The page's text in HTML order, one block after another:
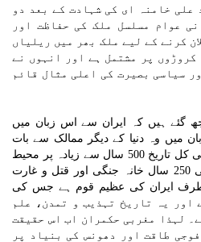
علی خامنہ ای کی شہادت کے بعد دو
عوام مسلسل ملک کی حفاظت اور
کرنے کے لیے ملک بھر میں ریلیاں
کروڑوں پر مشتمل ہے اور انہوں نے
سیاسی بصیرت کی اعلی مثال قائم
گئے ہیں کہ ایران سے اس زبان میں
میں وہ دنیا کے دیگر ممالک سے بات
کرتے ہیں۔ امریکہ نامی ملک کی کل تاریخ 500 سال سے زیادہ پر محیط
نہیں ہے جبکہ اس میں سے بھی 250 سال خانہ جنگی اور قتل و غارت
ایران کی عظیم قوم ہے جس کی
ہے اور یہ تاریخ تہذیب و تمدن، علم
لہذا مغربی حکمران اب اس حقیقت
طاقت اور دھونس کی بنیاد پر